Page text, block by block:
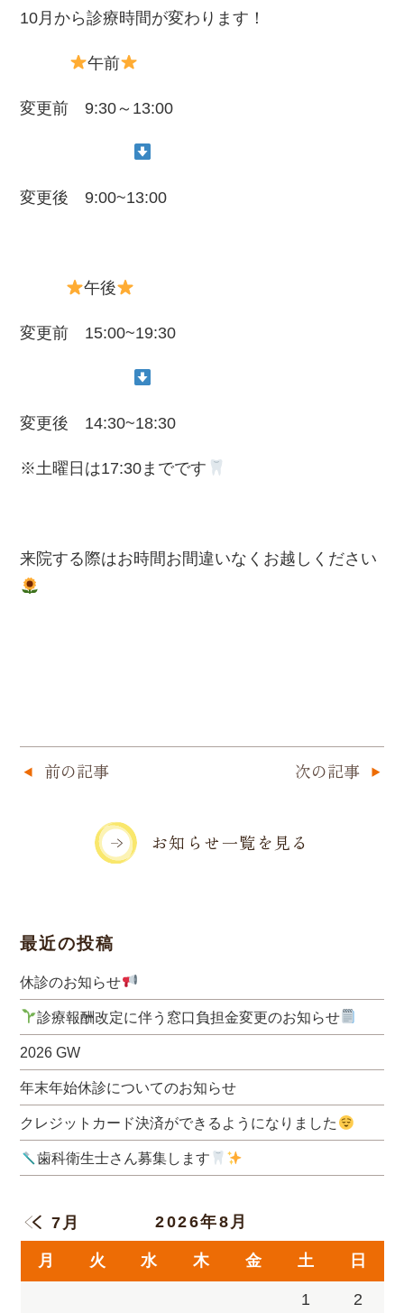
10月から診療時間が変わります！
午前
変更前 9:30～13:00
変更後 9:00~13:00
午後
変更前 15:00~19:30
変更後 14:30~18:30
※土曜日は17:30までです
来院する際はお時間お間違いなくお越しください
前の記事 次の記事
お知らせ一覧を見る
最近の投稿
休診のお知らせ
診療報酬改定に伴う窓口負担金変更のお知らせ
2026 GW
年末年始休診についてのお知らせ
クレジットカード決済ができるようになりました
歯科衛生士さん募集します
2026年8月
月 火 水 木 金 土 日
7月
1 2